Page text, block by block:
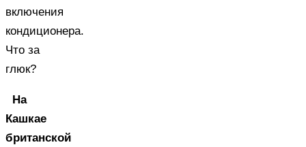
включения
кондиционера.
Что за
глюк?
На
Кашкае
британской